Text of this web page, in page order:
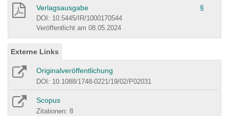
Verlagsausgabe §
DOI: 10.5445/IR/1000170544
Veröffentlicht am 08.05.2024
Externe Links
Originalveröffentlichung
DOI: 10.1088/1748-0221/19/02/P02031
Scopus
Zitationen: 8